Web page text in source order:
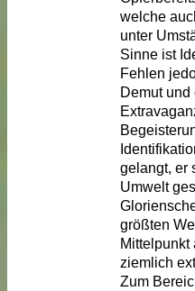
welche
unter
Sinne ist
Fehlen
Demut und
gelangt, er
Umwelt
größten
Mittelpunkt
ziemlich
Zum